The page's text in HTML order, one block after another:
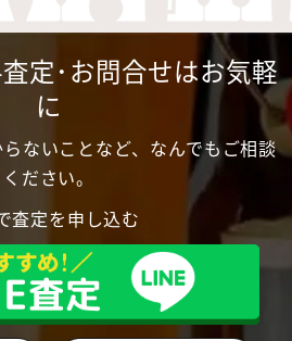
定･お問合せはお気軽
に
ないことなど、なんでもご相談
ください。
査定を申し込む